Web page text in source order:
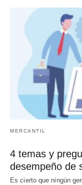
MERCANTIL
4 temas y
desempeño de
Es cierto que ningún